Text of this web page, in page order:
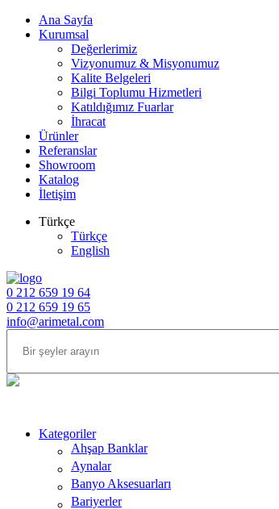
Ana Sayfa
Kurumsal
Değerlerimiz
Vizyonumuz & Misyonumuz
Kalite Belgeleri
Bilgi Toplumu Hizmetleri
Katıldığımız Fuarlar
İhracat
Ürünler
Referanslar
Showroom
Katalog
İletişim
Türkçe
Türkçe
English
0 212 659 19 64
0 212 659 19 65
info@arimetal.com
Kategoriler
Ahşap Banklar
Aynalar
Banyo Aksesuarları
Bariyerler